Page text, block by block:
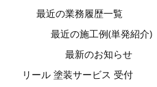
最近の業務履歴一覧
最近の施工例(単発紹介)
最新のお知らせ
リール 塗装サービス 受付